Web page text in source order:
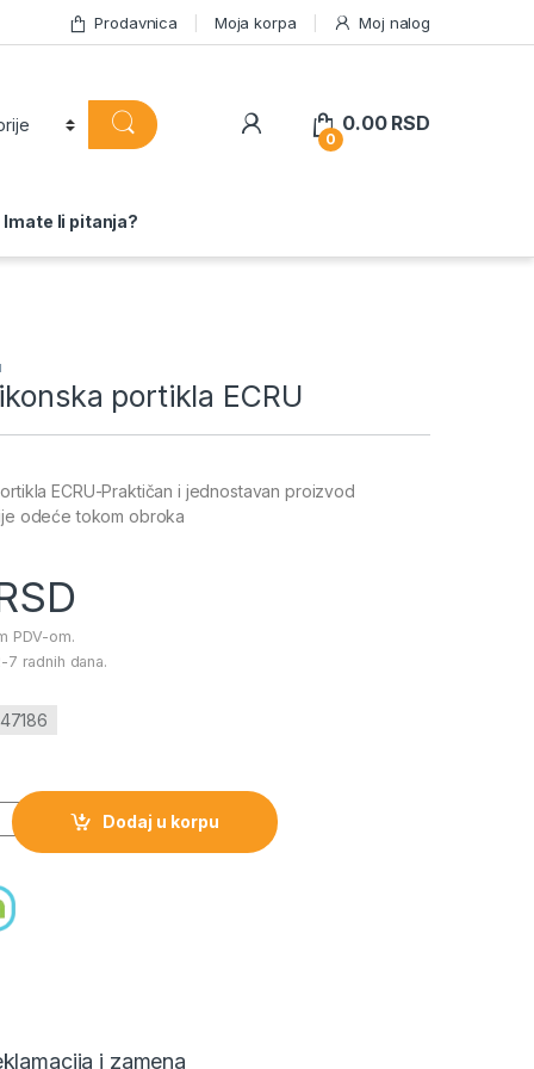
Prodavnica Moja korpa Moj nalog
0
0.00 RSD
Imate li pitanja?
portikla ECRU
ECRU-Praktičan i jednostavan proizvod
odeće tokom obroka
PDV-om.
radnih dana.
ECRU količina
Dodaj u korpu
i zamena